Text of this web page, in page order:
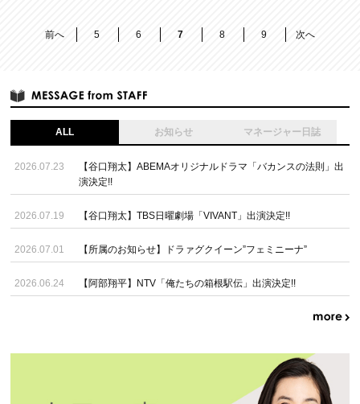
前へ 5 6 7 8 9 次へ
ALL お知らせ マネージャー日誌
2026.07.23
【谷口翔太】ABEMAオリジナルドラマ「バカンスの法則」出
演決定!!
2026.07.19 【谷口翔太】TBS日曜劇場「VIVANT」出演決定!!
2026.07.01 【所属のお知らせ】ドラァグクイーン”フェミニーナ”
2026.06.24 【阿部翔平】NTV「俺たちの箱根駅伝」出演決定!!